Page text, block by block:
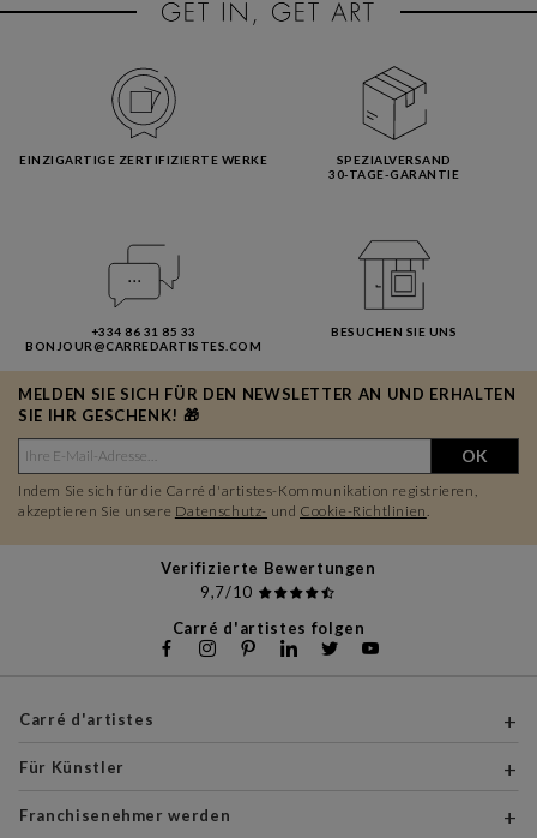
EINZIGARTIGE ZERTIFIZIERTE WERKE
SPEZIALVERSAND
30-TAGE-GARANTIE
+334 86 31 85 33
BONJOUR@CARREDARTISTES.COM
BESUCHEN SIE UNS
MELDEN SIE SICH FÜR DEN NEWSLETTER AN UND ERHALTEN
SIE IHR GESCHENK! 🎁
OK
Indem Sie sich für die Carré d'artistes-Kommunikation registrieren,
akzeptieren Sie unsere Datenschutz- und Cookie-Richtlinien
Verifizierte Bewertungen
9,7/10
Carré d'artistes folgen
Carré d'artistes
Für Künstler
Franchisenehmer werden